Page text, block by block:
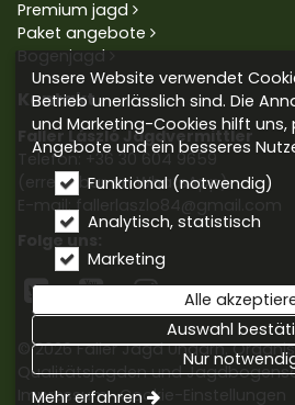
Premium jagd
Paket angebote
Bogenjagd
Kontakt
Faller László Jagdvermittler
Telefon:+36 30 604 9659
(erreichbar an WhatsApp)
E-mail: fallerlaszlo84@gmail.com
Folge uns:
  
© 2026 Faller Jagd Ungarn.
Qualitätsjagden und
Impressum Cookie-Einstellungen
Unsere Website verwendet
Betrieb unerlässlich sind. Die
und Marketing-Cookies hilft uns,
Angebote und ein besseres
Funktional (notwendig)
Analytisch, statistisch
Marketing
Alle
Auswahl
Nur
Mehr erfahren